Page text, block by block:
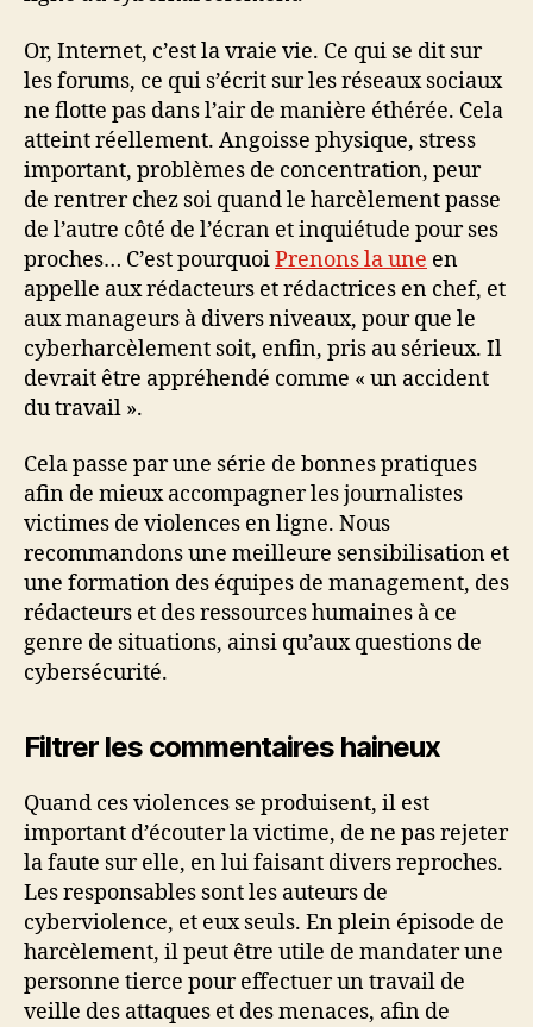
Or, Internet, c’est la vraie vie. Ce qui se dit sur
les forums, ce qui s’écrit sur les réseaux sociaux
ne flotte pas dans l’air de manière éthérée. Cela
atteint réellement. Angoisse physique, stress
important, problèmes de concentration, peur
de rentrer chez soi quand le harcèlement passe
de l’autre côté de l’écran et inquiétude pour ses
proches… C’est pourquoiPrenons la une en
appelle aux rédacteurs et rédactrices en chef, et
aux manageurs à divers niveaux, pour que le
cyberharcèlement soit, enfin, pris au sérieux. Il
devrait être appréhendé comme « un accident
du travail ».
Cela passe par une série de bonnes pratiques
afin de mieux accompagner les journalistes
victimes de violences en ligne. Nous
recommandons une meilleure sensibilisation et
une formation des équipes de management, des
rédacteurs et des ressources humaines à ce
genre de situations, ainsi qu’aux questions de
cybersécurité.
Filtrer les commentaires haineux
Quand ces violences se produisent, il est
important d’écouter la victime, de ne pas rejeter
la faute sur elle, en lui faisant divers reproches.
Les responsables sont les auteurs de
cyberviolence, et eux seuls. En plein épisode de
harcèlement, il peut être utile de mandater une
personne tierce pour effectuer un travail de
veille des attaques et des menaces, afin de